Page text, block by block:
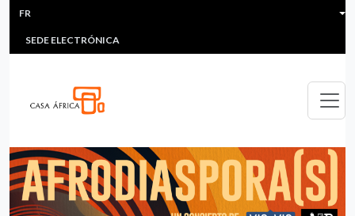
Aller au contenu principal
HEADER MENU
MULTIMEDIA
SEDE ELECTRÓNICA
FR